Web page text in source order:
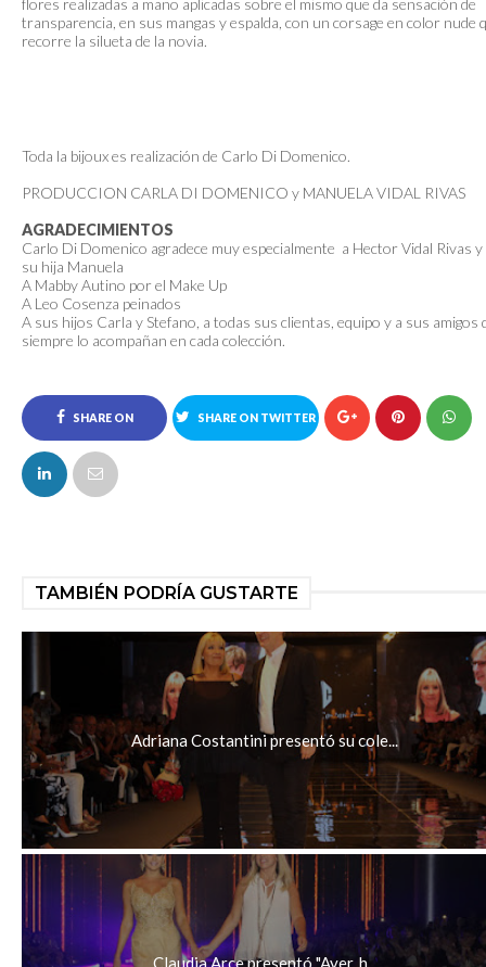
transparencia, en sus mangas y espalda, con un corsage en color nude
recorre la silueta de la novia.
Toda la bijoux es realización de Carlo Di Domenico.
PRODUCCION CARLA DI DOMENICO y MANUELA VIDAL RIVAS
AGRADECIMIENTOS
Carlo Di Domenico agradece muy especialmente a Hector Vidal Rivas y
su hija Manuela
A Mabby Autino por el Make Up
A Leo Cosenza peinados
A sus hijos Carla y Stefano, a todas sus clientas, equipo y a sus amigos
siempre lo acompañan en cada colección.
SHARE ON
FACEBOOK
SHARE ON TWITTER
TAMBIÉN PODRÍA GUSTARTE
Adriana Costantini presentó su cole...
Claudia Arce presentó "Ayer, h...